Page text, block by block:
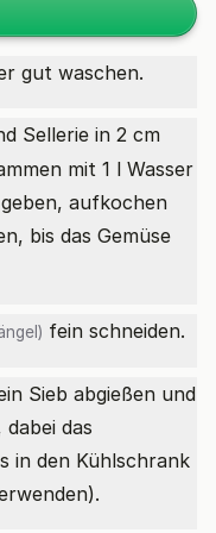
gut waschen.
Sellerie in 2 cm
mit 1 l Wasser
aufkochen
bis das Gemüse
fein schneiden.
Sieb abgießen und
das
in den Kühlschrank